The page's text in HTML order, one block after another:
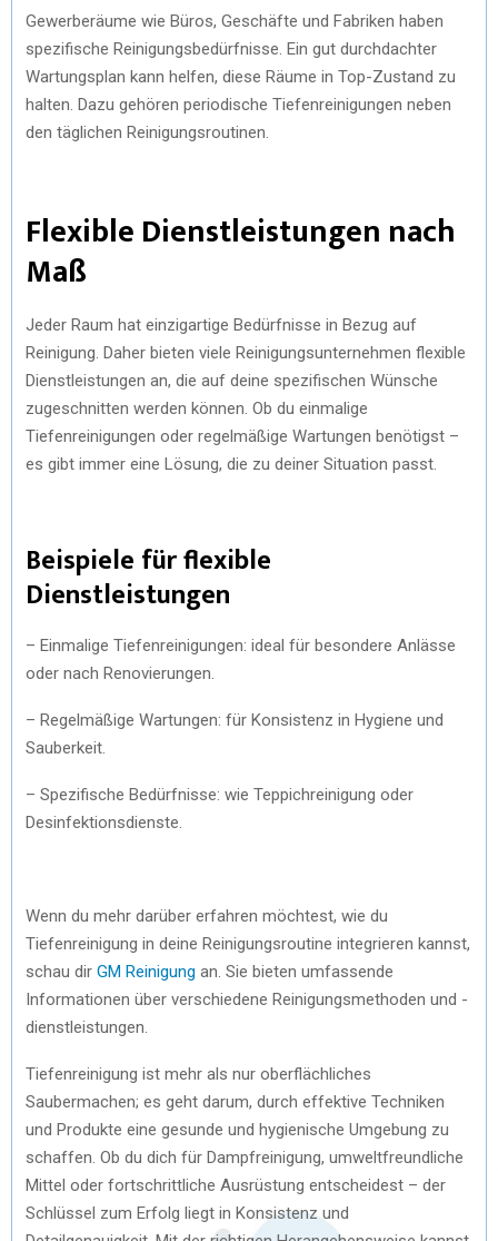
Gewerberäume wie Büros, Geschäfte und Fabriken haben
spezifische Reinigungsbedürfnisse. Ein gut durchdachter
Wartungsplan kann helfen, diese Räume in Top-Zustand zu
halten. Dazu gehören periodische Tiefenreinigungen neben
den täglichen Reinigungsroutinen.
Flexible Dienstleistungen nach
Maß
Jeder Raum hat einzigartige Bedürfnisse in Bezug auf
Reinigung. Daher bieten viele Reinigungsunternehmen flexible
Dienstleistungen an, die auf deine spezifischen Wünsche
zugeschnitten werden können. Ob du einmalige
Tiefenreinigungen oder regelmäßige Wartungen benötigst –
es gibt immer eine Lösung, die zu deiner Situation passt.
Beispiele für flexible
Dienstleistungen
– Einmalige Tiefenreinigungen: ideal für besondere Anlässe
oder nach Renovierungen.
– Regelmäßige Wartungen: für Konsistenz in Hygiene und
Sauberkeit.
– Spezifische Bedürfnisse: wie Teppichreinigung oder
Desinfektionsdienste.
Wenn du mehr darüber erfahren möchtest, wie du
Tiefenreinigung in deine Reinigungsroutine integrieren kannst,
schau dir GM Reinigung an. Sie bieten umfassende
Informationen über verschiedene Reinigungsmethoden und -
dienstleistungen.
Tiefenreinigung ist mehr als nur oberflächliches
Saubermachen; es geht darum, durch effektive Techniken
und Produkte eine gesunde und hygienische Umgebung zu
schaffen. Ob du dich für Dampfreinigung, umweltfreundliche
Mittel oder fortschrittliche Ausrüstung entscheidest – der
Schlüssel zum Erfolg liegt in Konsistenz und